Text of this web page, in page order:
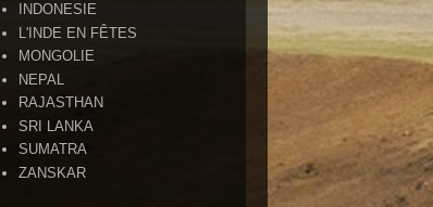
INDONESIE
L'INDE EN FÊTES
MONGOLIE
NEPAL
RAJASTHAN
SRI LANKA
SUMATRA
ZANSKAR